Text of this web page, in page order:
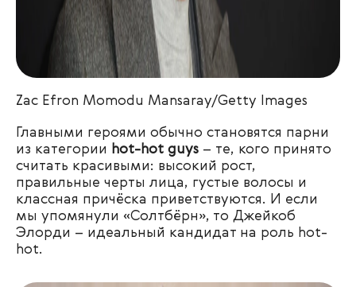
Zac Efron Momodu Mansaray/Getty Images
Главными героями обычно становятся парни
из категории hot-hot guys – те, кого принято
считать красивыми: высокий рост,
правильные черты лица, густые волосы и
классная причёска приветствуются. И если
мы упомянули «Солтбёрн», то Джейкоб
Элорди – идеальный кандидат на роль hot-
hot.